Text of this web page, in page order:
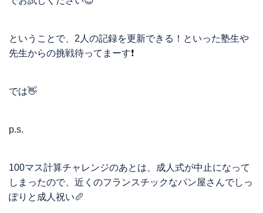
ということで、2人の記録を更新できる！といった塾生や
先生からの挑戦待ってまーす❗️
では👋
p.s.
100マス計算チャレンジのあとは、成人式が中止になって
しまったので、近くのフランスチックなパン屋さんでしっ
ぽりと成人祝い🥖